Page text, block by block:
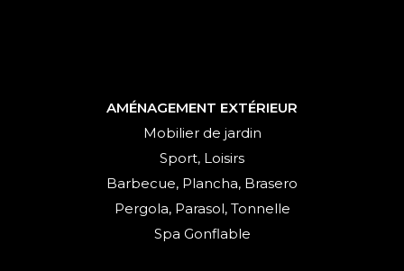
AMÉNAGEMENT EXTÉRIEUR
Mobilier de jardin
Sport, Loisirs
Barbecue, Plancha, Brasero
Pergola, Parasol, Tonnelle
Spa Gonflable